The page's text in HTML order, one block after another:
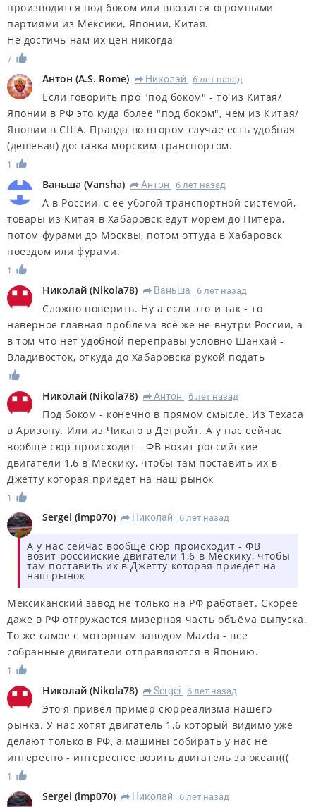
производится под боком или ввозится огромными
партиями из Мексики, Японии, Китая.
Не достичь нам их цен никогда
7
Антон (A.S. Rome) R Николай 6 лет назад
Если говорить про "под боком" - то из Китая/
Японии в РФ это куда более "под боком", чем из Китая/
Японии в США. Правда во втором случае есть удобная
(дешевая) доставка морским транспортом.
1
Ваньша (Vansha) R Антон 6 лет назад
А в России, с ее убогой транспортной системой,
товары из Китая в Хабаровск едут морем до Питера,
потом фурами до Москвы, потом оттуда в Хабаровск
поездом или фурами.
1
Николай (Nikola78) R Ваньша 6 лет назад
Сложно поверить. Ну а если это и так - то
наверное главная проблема всё же не внутри России, а
в том что нет удобной переправы условно Шанхай -
Владивосток, откуда до Хабаровска рукой подать
Николай (Nikola78) R Антон 6 лет назад
Под боком - конечно в прямом смысле. Из Техаса
в Аризону. Или из Чикаго в Детройт. А у нас сейчас
вообще сюр происходит - ФВ возит российские
двигатели 1,6 в Мескику, чтобы там поставить их в
Джетту которая приедет на наш рынок
1
Sergei (imp070) R Николай 6 лет назад
А у нас сейчас вообще сюр происходит - ФВ
возит российские двигатели 1,6 в Мескику, чтобы
там поставить их в Джетту которая приедет на
наш рынок
Мексиканский завод не только на РФ работает. Скорее
даже в РФ отгружается мизерная часть объёма выпуска.
То же самое с моторным заводом Mazda - все
собранные двигатели отправляются в Японию.
1
Николай (Nikola78) R Sergei 6 лет назад
Это я привёл пример сюрреализма нашего
рынка. У нас хотят двигатель 1,6 который видимо уже
делают только в РФ, а машины собирать у нас не
интересно - интереснее возить двигатель за океан(((
1
Sergei (imp070) R Николай 6 лет назад